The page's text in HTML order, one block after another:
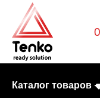
Каталог товаров